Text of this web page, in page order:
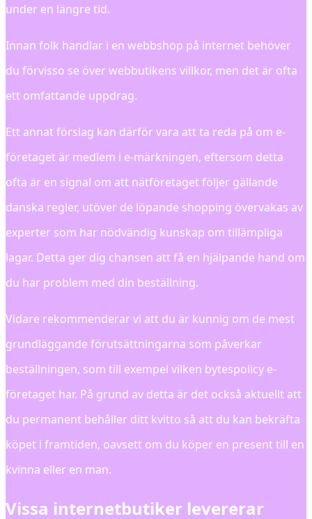
under en längre tid.
Innan folk handlar i en webbshop på internet behöver
du förvisso se över webbutikens villkor, men det är ofta
ett omfattande uppdrag.
Ett annat förslag kan därför vara att ta reda på om e-
företaget är medlem i e-märkningen, eftersom detta
ofta är en signal om att nätföretaget följer gällande
danska regler, utöver de löpande shopping övervakas av
experter som har nödvändig kunskap om tillämpliga
lagar. Detta ger dig chansen att få en hjälpande hand om
du har problem med din beställning.
Vidare rekommenderar vi att du är kunnig om de mest
grundläggande förutsättningarna som påverkar
beställningen, som till exempel vilken bytespolicy e-
företaget har. På grund av detta är det också aktuellt att
du permanent behåller ditt kvitto så att du kan bekräfta
köpet i framtiden, oavsett om du köper en present till en
kvinna eller en man.
Vissa internetbutiker levererar